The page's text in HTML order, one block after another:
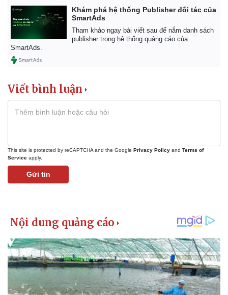
Bất động sản
Khởi nghiệp
Thị trường
Giá vàng
Tiêu dùng
Khám phá hệ thống Publisher đối tác của
SmartAds
Tham khảo ngay bài viết sau để nắm danh sách
publisher trong hệ thống quảng cáo của
SmartAds.
Viết bình luận
This site is protected by reCAPTCHA and the Google Privacy Policy and Terms of
Service apply.
Gửi tin